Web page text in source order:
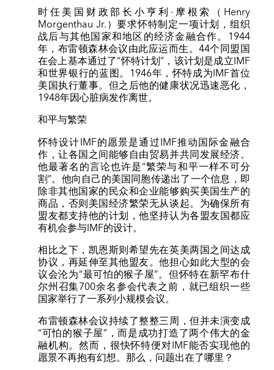
时任美国财政部长小亨利·摩根索（Henry
Morgenthau Jr.）要求怀特制定一项计划，组织
战后与其他国家和地区的经济金融合作。1944
年，布雷顿森林会议由此应运而生。44个同盟国
在会上基本通过了“怀特计划”，该计划是成立IMF
和世界银行的蓝图。1946年，怀特成为IMF首位
美国执行董事。但之后他的健康状况迅速恶化，
1948年因心脏病发作离世。
和平与繁荣
怀特设计IMF的愿景是通过IMF推动国际金融合
作，让各国之间能够自由贸易并共同发展经济。
他最著名的言论也许是“繁荣与和平一样不可分
割”。他向自己的美国同胞传递出了一个信息，即
除非其他国家的民众和企业能够购买美国生产的
商品，否则美国经济繁荣无从谈起。为确保所有
盟友都支持他的计划，他坚持认为各盟友国都应
有机会参与IMF的设计。
相比之下，凯恩斯则希望先在英美两国之间达成
协议，再延伸至其他盟友。他担心如此大型的会
议会沦为“最可怕的猴子屋”。但怀特在新罕布什
尔州召集700余名参会代表之前，就已组织一些
国家举行了一系列小规模会议。
布雷顿森林会议持续了整整三周，但并未演变成
“可怕的猴子屋”，而是成功打造了两个伟大的金
融机构。然而，很快怀特便对IMF能否实现他的
愿景不再抱有幻想。那么，问题出在了哪里？